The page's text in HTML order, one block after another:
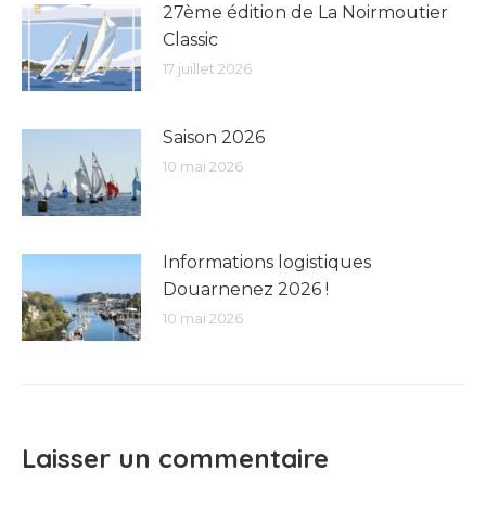
27ème édition de La Noirmoutier
Classic
17 juillet 2026
Saison 2026
10 mai 2026
Informations logistiques
Douarnenez 2026 !
10 mai 2026
Laisser un commentaire